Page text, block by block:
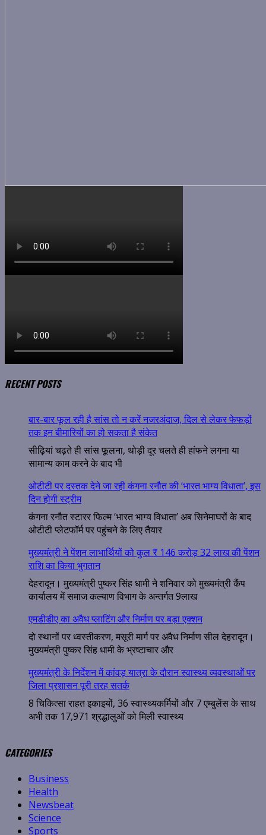
RECENT POSTS
बार-बार फूल रही है सांस तो न करें नजरअंदाज, दिल से लेकर फेफड़ों
तक इन बीमारियों का हो सकता है संकेत
सीढ़ियां चढ़ते ही सांस फूलना, थोड़ी दूर चलते ही हांफने लगना या
सामान्य काम करने के बाद भी
ओटीटी पर दस्तक देने जा रही कंगना रनौत की ‘भारत भाग्य विधाता’, इस
दिन होगी स्ट्रीम
कंगना रनौत स्टारर फिल्म ‘भारत भाग्य विधाता’ अब सिनेमाघरों के बाद
ओटीटी प्लेटफॉर्म पर पहुंचने के लिए तैयार
मुख्यमंत्री ने पेंशन लाभार्थियों को कुल ₹ 146 करोड़ 32 लाख की पेंशन
राशि का किया भुगतान
देहरादून। मुख्यमंत्री पुष्कर सिंह धामी ने शनिवार को मुख्यमंत्री कैंप
कार्यालय में समाज कल्याण विभाग के अन्तर्गत 9लाख
एमडीडीए का अवैध प्लाटिंग और निर्माण पर बड़ा एक्शन
दो स्थानों पर ध्वस्तीकरण, मसूरी मार्ग पर अवैध निर्माण सील देहरादून।
मुख्यमंत्री पुष्कर सिंह धामी के भ्रष्टाचार और
मुख्यमंत्री के निर्देशन में कांवड़ यात्रा के दौरान स्वास्थ्य व्यवस्थाओं पर
जिला प्रशासन पूरी तरह सतर्क
8 चिकित्सा राहत इकाइयों, 36 स्वास्थ्यकर्मियों और 7 एम्बुलेंस के साथ
अभी तक 17,971 श्रद्धालुओं को मिली स्वास्थ्य
CATEGORIES
Business
Health
Newsbeat
Science
Sports